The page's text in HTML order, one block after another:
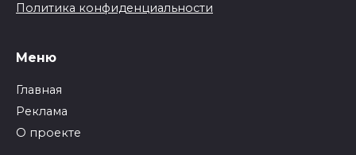
Политика конфиденциальности
Меню
Главная
Реклама
О проекте